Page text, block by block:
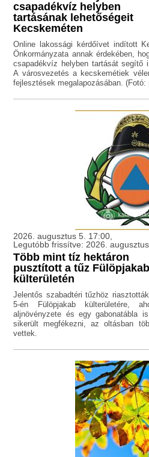
csapadékvíz helyben
tartásának lehetőségeit
Kecskeméten
Online lakossági kérdőívet indított
Önkormányzata annak érdekében,
csapadékvíz helyben tartását segítő
A városvezetés a kecskemétiek
fejlesztések megalapozásában. (Fotó:
2026. augusztus 5. 17:00,
Legutóbb frissítve: 2026.
Több mint tíz hektáron
pusztított a tűz Fülöpjakab
külterületén
Jelentős szabadtéri tűzhöz
5-én Fülöpjakab külterületére,
aljnövényzete és egy gabonatábla
sikerült megfékezni, az oltásban
vettek.